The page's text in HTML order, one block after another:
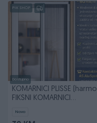
PIK SHOP
Dostupno
KOMARNICI PLISSE (harmo)
FIKSNI KOMARNICI
Novo